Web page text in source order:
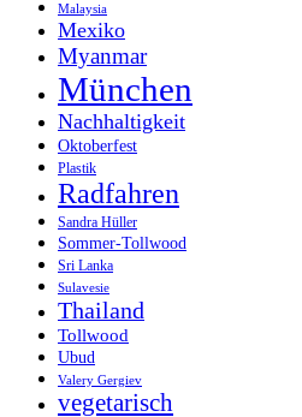
Malaysia
Mexiko
Myanmar
München
Nachhaltigkeit
Oktoberfest
Plastik
Radfahren
Sandra Hüller
Sommer-Tollwood
Sri Lanka
Sulavesie
Thailand
Tollwood
Ubud
Valery Gergiev
vegetarisch